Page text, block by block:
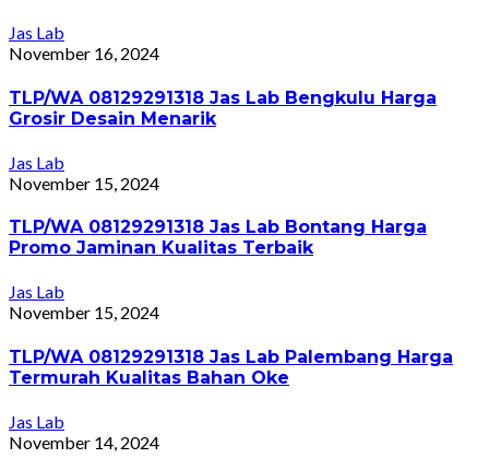
Jas Lab
November 16, 2024
TLP/WA 08129291318 Jas Lab Bengkulu Harga
Grosir Desain Menarik
Jas Lab
November 15, 2024
TLP/WA 08129291318 Jas Lab Bontang Harga
Promo Jaminan Kualitas Terbaik
Jas Lab
November 15, 2024
TLP/WA 08129291318 Jas Lab Palembang Harga
Termurah Kualitas Bahan Oke
Jas Lab
November 14, 2024